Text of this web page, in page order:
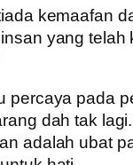
kemaafan
yang telah
percaya pada
dah tak lagi.
adalah ubat